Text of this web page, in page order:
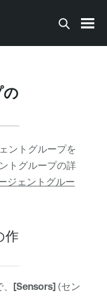
動する
の
ントグループを
トグループの詳
ジェントグルー
作
[Sensors](セン